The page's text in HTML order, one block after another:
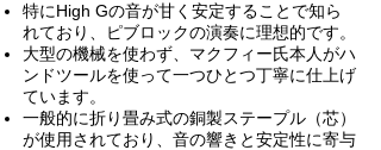
特にHigh Gの音が甘く安定することで知ら
れており、ピブロックの演奏に理想的です。
大型の機械を使わず、マクフィー氏本人がハ
ンドツールを使って一つひとつ丁寧に仕上げ
ています。
一般的に折り畳み式の銅製ステープル（芯）
が使用されており、音の響きと安定性に寄与